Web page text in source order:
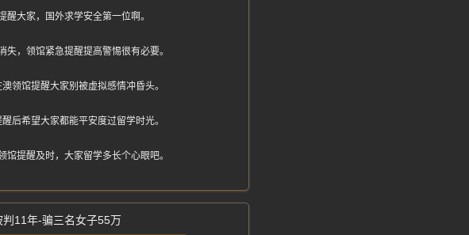
大家，国外求学安全第一位啊。
，领馆紧急提醒提高警惕很有必要。
领馆提醒大家别被虚拟感情冲昏头。
后希望大家都能平安度过留学时光。
提醒及时，大家留学多长个心眼吧。
11年-骗三名女子55万